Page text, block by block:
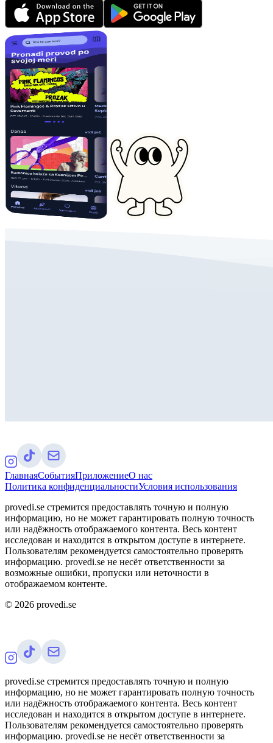
ГлавнаяСобытияПриложениеО нас
Политика конфиденциальностиУсловия использования
provedi.se стремится предоставлять точную и полную
информацию, но не может гарантировать полную точность
или надёжность отображаемого контента. Весь контент
исследован и находится в открытом доступе в интернете.
Пользователям рекомендуется самостоятельно проверять
информацию. provedi.se не несёт ответственности за
возможные ошибки, пропуски или неточности в
отображаемом контенте.
© 2026 provedi.se
provedi.se стремится предоставлять точную и полную
информацию, но не может гарантировать полную точность
или надёжность отображаемого контента. Весь контент
исследован и находится в открытом доступе в интернете.
Пользователям рекомендуется самостоятельно проверять
информацию. provedi.se не несёт ответственности за